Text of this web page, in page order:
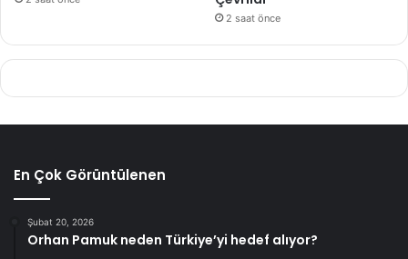
2 saat önce
En Çok Görüntülenen
Şubat 20, 2026
Orhan Pamuk neden Türkiye’yi hedef alıyor?